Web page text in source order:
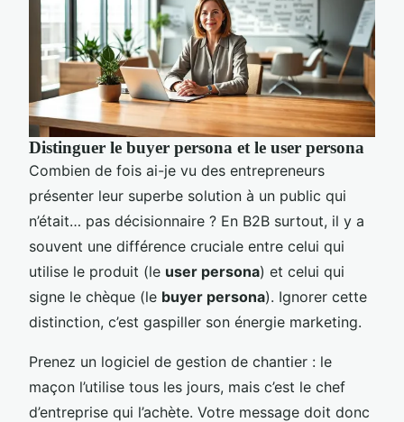
Distinguer le buyer persona et le user persona
Combien de fois ai-je vu des entrepreneurs
présenter leur superbe solution à un public qui
n’était… pas décisionnaire ? En B2B surtout, il y a
souvent une différence cruciale entre celui qui
utilise le produit (le user persona) et celui qui
signe le chèque (le buyer persona). Ignorer cette
distinction, c’est gaspiller son énergie marketing.
Prenez un logiciel de gestion de chantier : le
maçon l’utilise tous les jours, mais c’est le chef
d’entreprise qui l’achète. Votre message doit donc